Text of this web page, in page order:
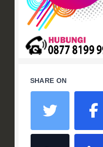
+ Springbed
White Board / Papan Tulis
SHARE ON